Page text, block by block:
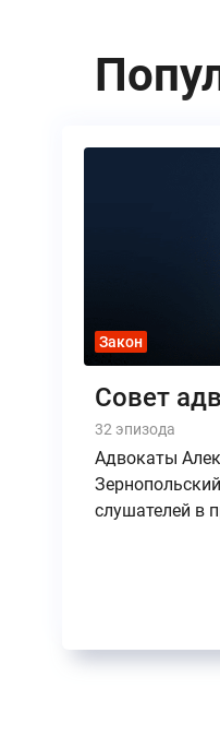
Закон
Совет
32 эпизода
Адвокаты
слушателей в